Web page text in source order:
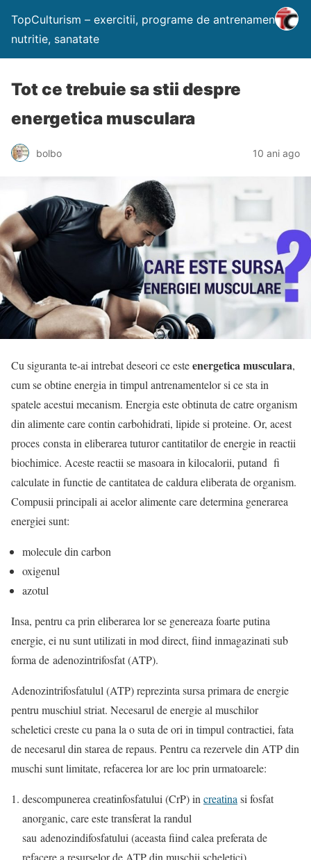
TopCulturism – exercitii, programe de antrenament,
nutritie, sanatate
Tot ce trebuie sa stii despre
energetica musculara
bolbo 10 ani ago
Cu siguranta te-ai intrebat deseori ce esteenergetica musculara,
cum se obtine energia in timpul antrenamentelor si ce sta in
spatele acestui mecanism. Energia este obtinuta de catre organism
din alimente care contin carbohidrati, lipide si proteine. Or, acest
proces consta in eliberarea tuturor cantitatilor de energie in reactii
biochimice. Aceste reactii se masoara in kilocalorii, putand fi
calculate in functie de cantitatea de caldura eliberata de organism.
Compusii principali ai acelor alimente care determina generarea
energiei sunt:
molecule din carbon
oxigenul
azotul
Insa, pentru ca prin eliberarea lor se genereaza foarte putina
energie, ei nu sunt utilizati in mod direct, fiind inmagazinati sub
forma de adenozintrifosfat (ATP).
Adenozintrifosfatulul (ATP) reprezinta sursa primara de energie
pentru muschiul striat. Necesarul de energie al muschilor
scheletici creste cu pana la o suta de ori in timpul contractiei, fata
de necesarul din starea de repaus. Pentru ca rezervele din ATP din
muschi sunt limitate, refacerea lor are loc prin urmatoarele:
descompunerea creatinfosfatului (CrP) in creatina si fosfat
anorganic, care este transferat la randul
sau adenozindifosfatului (aceasta fiind calea preferata de
refacere a resurselor de ATP din muschii scheletici)